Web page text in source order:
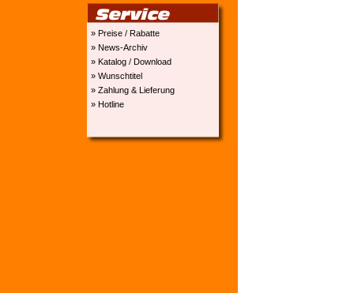
» Preise / Rabatte
» News-Archiv
» Katalog / Download
» Wunschtitel
» Zahlung & Lieferung
» Hotline